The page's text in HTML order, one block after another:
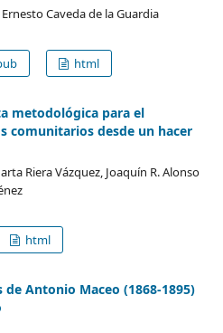
Caveda de la Guardia
html
metodológica para el
comunitarios desde un hacer
Riera Vázquez, Joaquín R. Alonso
html
Antonio Maceo (1868-1895)